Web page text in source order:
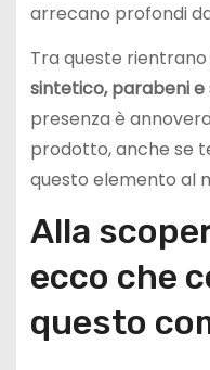
arrecano profondi
Tra queste rientrano
sintetico, parabeni e
presenza è
prodotto, anche se
questo elemento al
Alla
ecco che
questo